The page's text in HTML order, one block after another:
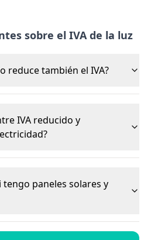
sobre el IVA de la luz
reduce también el IVA?
IVA reducido y
tengo paneles solares y